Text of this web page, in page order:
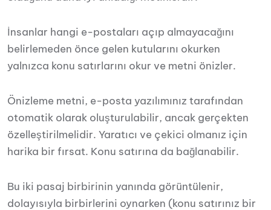
İnsanlar hangi e-postaları açıp almayacağını
belirlemeden önce gelen kutularını okurken
yalnızca konu satırlarını okur ve metni önizler.
Önizleme metni, e-posta yazılımınız tarafından
otomatik olarak oluşturulabilir, ancak gerçekten
özelleştirilmelidir. Yaratıcı ve çekici olmanız için
harika bir fırsat. Konu satırına da bağlanabilir.
Bu iki pasaj birbirinin yanında görüntülenir,
dolayısıyla birbirlerini oynarken (konu satırınız bir